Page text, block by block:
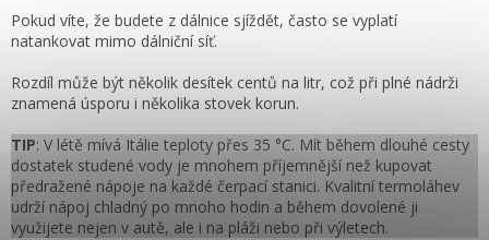
Pokud víte, že budete z dálnice sjíždět, často se vyplatí
natankovat mimo dálniční síť.
Rozdíl může být několik desítek centů na litr, což při plné nádrži
znamená úsporu i několika stovek korun.
TIP: V létě mívá Itálie teploty přes 35 °C. Mít během dlouhé cesty
dostatek studené vody je mnohem příjemnější než kupovat
předražené nápoje na každé čerpací stanici. Kvalitní termoláhev
udrží nápoj chladný po mnoho hodin a během dovolené ji
využijete nejen v autě, ale i na pláži nebo při výletech.